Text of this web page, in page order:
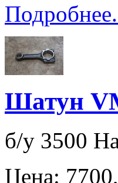
Шатун
б/у 3500
Цена: